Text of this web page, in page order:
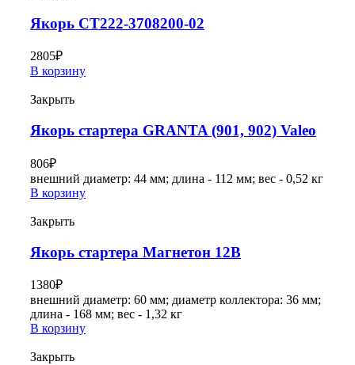
Якорь СТ222-3708200-02
2805₽
В корзину
Закрыть
Якорь стартера GRANTA (901, 902) Valeo
806₽
внешний диаметр: 44 мм; длина - 112 мм; вес - 0,52 кг
В корзину
Закрыть
Якорь стартера Магнетон 12В
1380₽
внешний диаметр: 60 мм; диаметр коллектора: 36 мм;
длина - 168 мм; вес - 1,32 кг
В корзину
Закрыть